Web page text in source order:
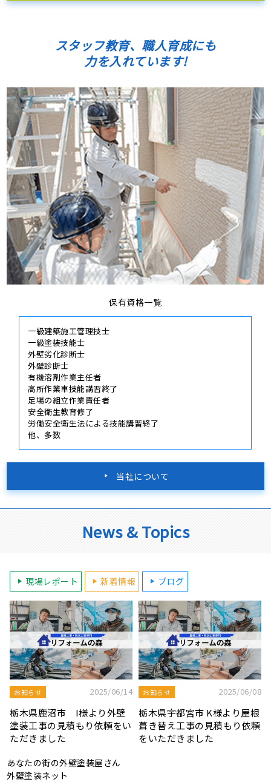
スタッフ教育、職人育成にも
力を入れています!
保有資格一覧
一級建築施工管理技士
一級塗装技能士
外壁劣化診断士
外壁診断士
有機溶剤作業主任者
高所作業車技能講習終了
足場の組立作業責任者
安全衛生教育修了
労働安全衛生法による技能講習終了
他、多数
当社について
News & Topics
現場レポート 新着情報 ブログ
モルタル外壁の特徴と劣化症
状、メンテナンス方法を解説
令和7年度 結婚新生活支援補
助金が実施されます！
あなたの街の外壁塗装屋さん
外壁塗装ネット